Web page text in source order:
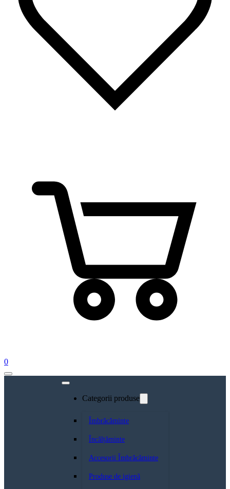
0
Categorii produse
Îmbrăcăminte
Încălțăminte
Accesorii Îmbrăcăminte
Produse de igienă